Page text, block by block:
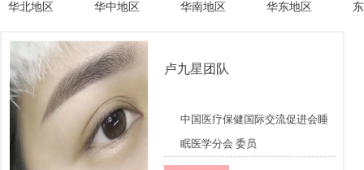
华北地区 华中地区 华南地区 华东地区
卢九星团队
中国医疗保健国际交流促进会睡
眠医学分会 委员